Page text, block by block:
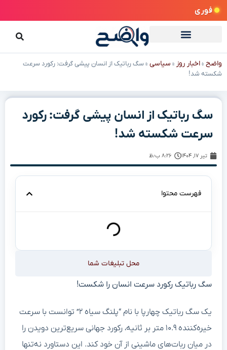
فوری
واضح »اخبار روز » سیاسی »سگ رباتیک از انسان پیشی گرفت: رکورد سرعت
شکسته شد!
سگ رباتیک از انسان پیشی گرفت: رکورد
سرعت شکسته شد!
تیر ۱۷, ۱۴۰۴ ۸:۲۶ ب٫ظ
فهرست محتوا
محل تبلیغات شما
سگ رباتیک رکورد سرعت انسان را شکست!
یک سگ رباتیک چهارپا با نام “پلنگ سیاه ۲” توانست با سرعت
خیره‌کننده ۱۰.۹ متر بر ثانیه، رکورد جهانی سریع‌ترین دویدن را
در میان ربات‌های ماشینی از آن خود کند. این دستاورد نه‌تنها